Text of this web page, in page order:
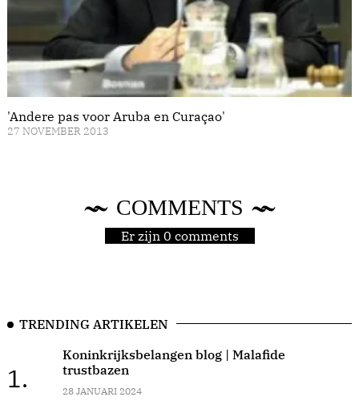
'Andere pas voor Aruba en Curaçao'
27 NOVEMBER 2013
COMMENTS
Er zijn 0 comments
TRENDING ARTIKELEN
1.
Koninkrijksbelangen blog | Malafide
trustbazen
28 JANUARI 2024